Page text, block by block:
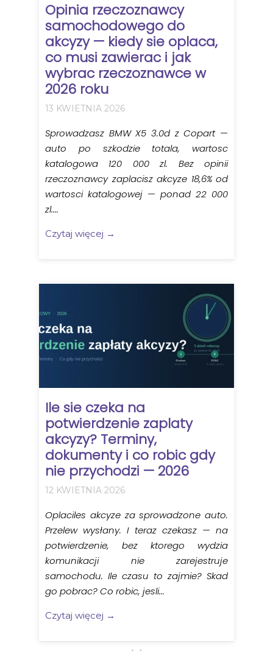
Opinia rzeczoznawcy
samochodowego do
akcyzy — kiedy sie oplaca,
co musi zawierac i jak
wybrac rzeczoznawce w
2026 roku
13 KWIETNIA 2026
Sprowadzasz BMW X5 3.0d z Copart —
auto po szkodzie totala, wartosc
katalogowa 120 000 zl. Bez opinii
rzeczoznawcy zaplacisz akcyze 18,6% od
wartosci katalogowej — ponad 22 000
zl....
Czytaj więcej →
Ile sie czeka na
potwierdzenie zaplaty
akcyzy? Terminy,
dokumenty i co robic gdy
nie przychodzi — 2026
12 KWIETNIA 2026
Oplaciles akcyze za sprowadzone auto.
Przelew wysłany. I teraz czekasz — na
potwierdzenie, bez ktorego wydzia
komunikacji nie zarejestruje
samochodu. Ile czasu to zajmie? Skad
go pobrac? Co robic, jesli...
Czytaj więcej →